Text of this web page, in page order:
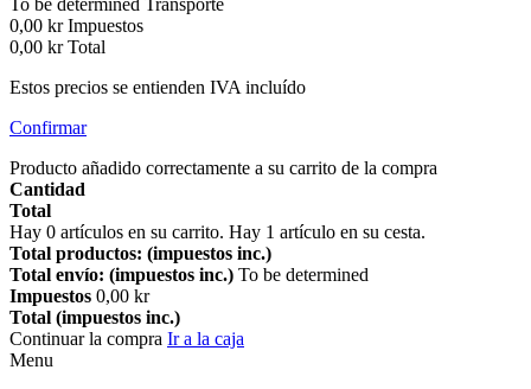
To be determined Transporte
0,00 kr Impuestos
0,00 kr Total
Estos precios se entienden IVA incluído
Confirmar
Producto añadido correctamente a su carrito de la compra
Cantidad
Total
Hay 0 artículos en su carrito. Hay 1 artículo en su cesta.
Total productos: (impuestos inc.)
Total envío: (impuestos inc.) To be determined
Impuestos 0,00 kr
Total (impuestos inc.)
Continuar la compra Ir a la caja
Menu